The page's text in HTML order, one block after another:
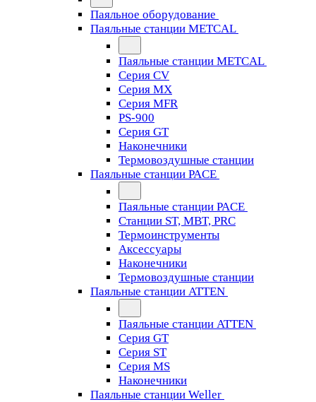
Паяльное оборудование
Паяльные станции METCAL
Паяльные станции METCAL
Серия CV
Серия MX
Серия MFR
PS-900
Серия GT
Наконечники
Термовоздушные станции
Паяльные станции PACE
Паяльные станции PACE
Станции ST, MBT, PRC
Термоинструменты
Аксессуары
Наконечники
Термовоздушные станции
Паяльные станции ATTEN
Паяльные станции ATTEN
Серия GT
Серия ST
Серия MS
Наконечники
Паяльные станции Weller